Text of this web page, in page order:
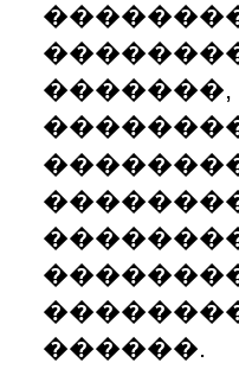
������.